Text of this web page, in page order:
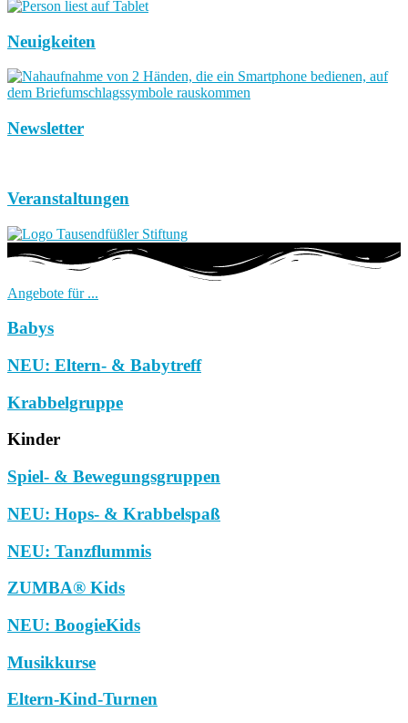
Neuigkeiten
Newsletter
Veranstaltungen
Angebote für ...
Babys
NEU: Eltern- & Babytreff
Krabbelgruppe
Kinder
Spiel- & Bewegungsgruppen
NEU: Hops- & Krabbelspaß
NEU: Tanzflummis
ZUMBA® Kids
NEU: BoogieKids
Musikkurse
Eltern-Kind-Turnen